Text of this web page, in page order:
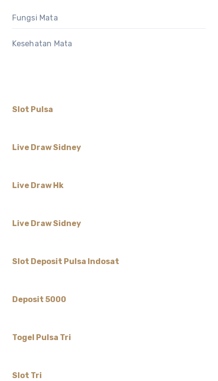
Fungsi Mata
Kesehatan Mata
Slot Pulsa
Live Draw Sidney
Live Draw Hk
Live Draw Sidney
Slot Deposit Pulsa Indosat
Deposit 5000
Togel Pulsa Tri
Slot Tri